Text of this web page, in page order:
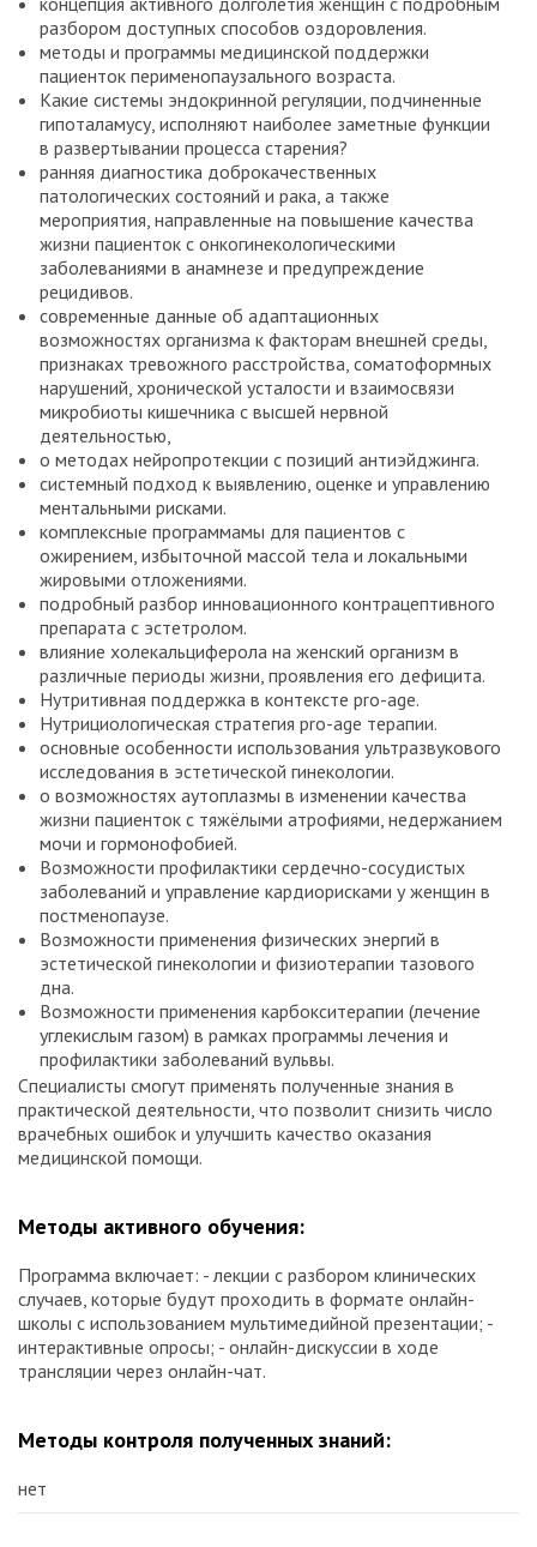
разбором доступных способов оздоровления.
методы и программы медицинской поддержки
пациенток перименопаузального возраста.
Какие системы эндокринной регуляции, подчиненные
гипоталамусу, исполняют наиболее заметные функции
в развертывании процесса старения?
ранняя диагностика доброкачественных
патологических состояний и рака, а также
мероприятия, направленные на повышение качества
жизни пациенток с онкогинекологическими
заболеваниями в анамнезе и предупреждение
рецидивов.
современные данные об адаптационных
возможностях организма к факторам внешней среды,
признаках тревожного расстройства, соматоформных
нарушений, хронической усталости и взаимосвязи
микробиоты кишечника с высшей нервной
деятельностью,
о методах нейропротекции с позиций антиэйджинга.
системный подход к выявлению, оценке и управлению
ментальными рисками.
комплексные программамы для пациентов с
ожирением, избыточной массой тела и локальными
жировыми отложениями.
подробный разбор инновационного контрацептивного
препарата с эстетролом.
влияние холекальциферола на женский организм в
различные периоды жизни, проявления его дефицита.
Нутритивная поддержка в контексте pro-age.
Нутрициологическая стратегия pro-age терапии.
основные особенности использования ультразвукового
исследования в эстетической гинекологии.
о возможностях аутоплазмы в изменении качества
жизни пациенток с тяжёлыми атрофиями, недержанием
мочи и гормонофобией.
Возможности профилактики сердечно-сосудистых
заболеваний и управление кардиорисками у женщин в
постменопаузе.
Возможности применения физических энергий в
эстетической гинекологии и физиотерапии тазового
дна.
Возможности применения карбокситерапии (лечение
углекислым газом) в рамках программы лечения и
профилактики заболеваний вульвы.
Специалисты смогут применять полученные знания в
практической деятельности, что позволит снизить число
врачебных ошибок и улучшить качество оказания
медицинской помощи.
Методы активного обучения:
Программа включает: - лекции с разбором клинических
случаев, которые будут проходить в формате онлайн-
школы с использованием мультимедийной презентации; -
интерактивные опросы; - онлайн-дискуссии в ходе
трансляции через онлайн-чат.
Методы контроля полученных знаний:
нет